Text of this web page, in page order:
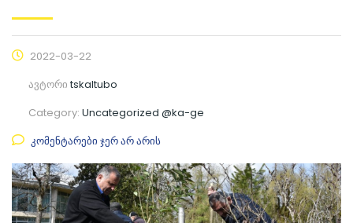
2022-03-22
ავტორიtskaltubo
Category: Uncategorized @ka-ge
კომენტარები ჯერ არ არის